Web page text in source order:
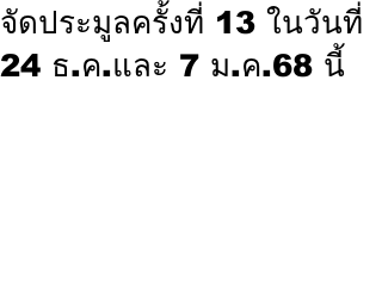
จัดประมูลครั้งที่ 13 ในวันที่
24 ธ.ค.และ 7 ม.ค.68 นี้